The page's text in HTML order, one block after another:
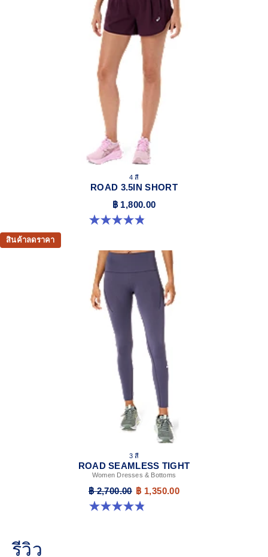
4 สี
ROAD 3.5IN SHORT
฿ 1,800.00
4.9 จาก 5 ดาว 765 รีวิว
สินค้าลดราคา
3 สี
ROAD SEAMLESS TIGHT
Women Dresses & Bottoms
฿ 2,700.00 ฿ 1,350.00
4.9 จาก 5 ดาว 178 รีวิว